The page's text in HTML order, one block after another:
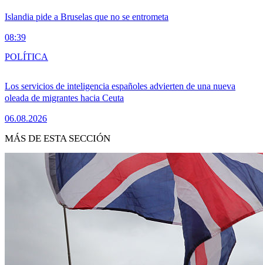
Islandia pide a Bruselas que no se entrometa
08:39
Los servicios de inteligencia españoles advierten de una nueva
oleada de migrantes hacia Ceuta
06.08.2026
POLÍTICA
MÁS DE ESTA SECCIÓN